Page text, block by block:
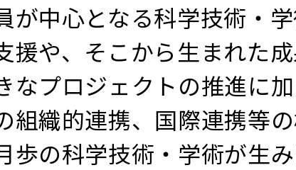
が中心となる科学技術・
援や、そこから生まれた
なプロジェクトの推進に
組織的連携、国際連携等
歩の科学技術・学術が生